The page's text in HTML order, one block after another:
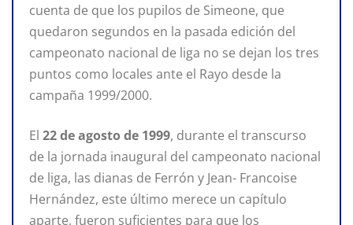
cuenta de que los pupilos de Simeone, que
quedaron segundos en la pasada edición del
campeonato nacional de liga no se dejan los tres
puntos como locales ante el Rayo desde la
campaña 1999/2000.
El 22 de agosto de 1999, durante el transcurso
de la jornada inaugural del campeonato nacional
de liga, las dianas de Ferrón y Jean- Francoise
Hernández, este último merece un capítulo
aparte, fueron suficientes para que los